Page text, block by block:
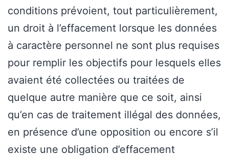
conditions prévoient, tout particulièrement,
un droit à l’effacement lorsque les données
à caractère personnel ne sont plus requises
pour remplir les objectifs pour lesquels elles
avaient été collectées ou traitées de
quelque autre manière que ce soit, ainsi
qu’en cas de traitement illégal des données,
en présence d’une opposition ou encore s’il
existe une obligation d’effacement